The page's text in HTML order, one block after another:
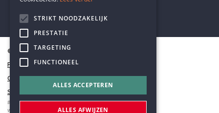
© Humanistisch Verbond 2026
Privacy
Cookiestatement
Sitemap
#codedwithlove byCodelines
webapplicaties
mobiele apps&maatwerk websites
STRIKT NOODZAKELIJK
PRESTATIE
TARGETING
FUNCTIONEEL
ALLES ACCEPTEREN
ALLES AFWIJZEN